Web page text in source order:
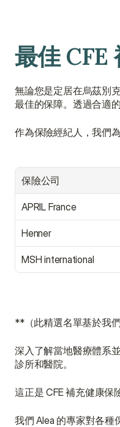
最佳 CFE
無論您是定居在烏茲別
最佳的保障。透過合適
作為保險經紀人，我們
保險公司
APRIL France
Henner
MSH international
**（此精選名單基於我
深入了解當地醫療體系
診所和醫院。
這正是 CFE 補充健康
我們 Alea 的專家對各